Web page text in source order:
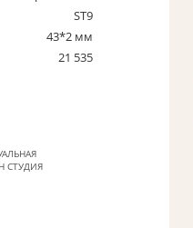
ST9
43*2 мм
21 535
СТУДИЯ